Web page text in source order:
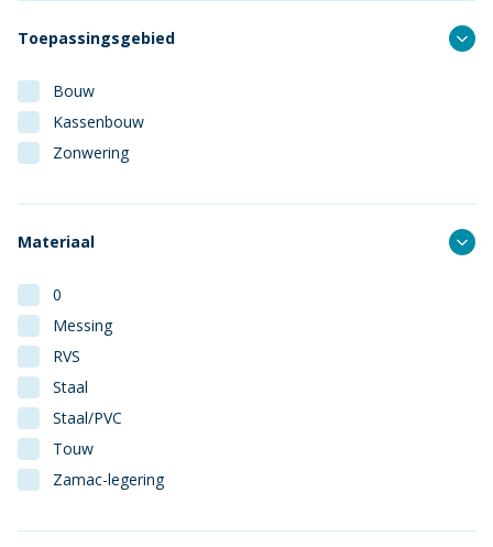
Toepassingsgebied
Bouw
Kassenbouw
Zonwering
Materiaal
0
Messing
RVS
Staal
Staal/PVC
Touw
Zamac-legering